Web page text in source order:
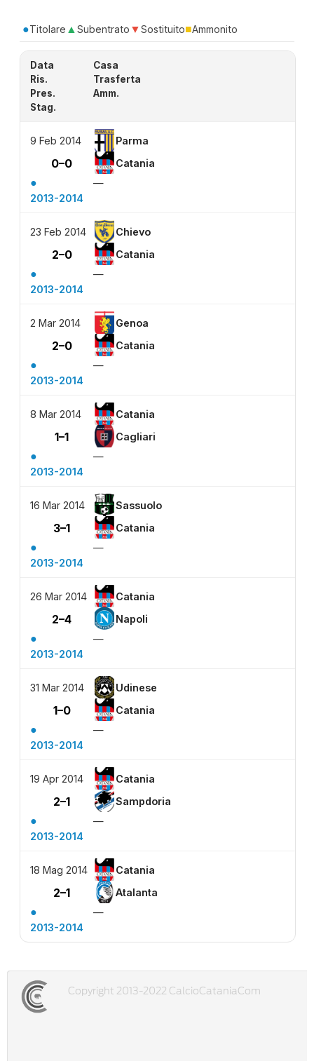
●Titolare ▲Subentrato ▼Sostituito■Ammonito
Data
Casa
Ris.
Trasferta
Pres.
Amm.
Stag.
9 Feb 2014 Parma
0–0 Catania
●
—
2013-2014
23 Feb 2014 Chievo
2–0 Catania
●
—
2013-2014
2 Mar 2014 Genoa
2–0 Catania
●
—
2013-2014
8 Mar 2014 Catania
1–1 Cagliari
●
—
2013-2014
16 Mar 2014 Sassuolo
3–1 Catania
●
—
2013-2014
26 Mar 2014 Catania
2–4 Napoli
●
—
2013-2014
31 Mar 2014 Udinese
1–0 Catania
●
—
2013-2014
19 Apr 2014 Catania
2–1 Sampdoria
●
—
2013-2014
18 Mag 2014 Catania
2–1 Atalanta
●
—
2013-2014
Copyright 2013-2022 CalcioCataniaCom